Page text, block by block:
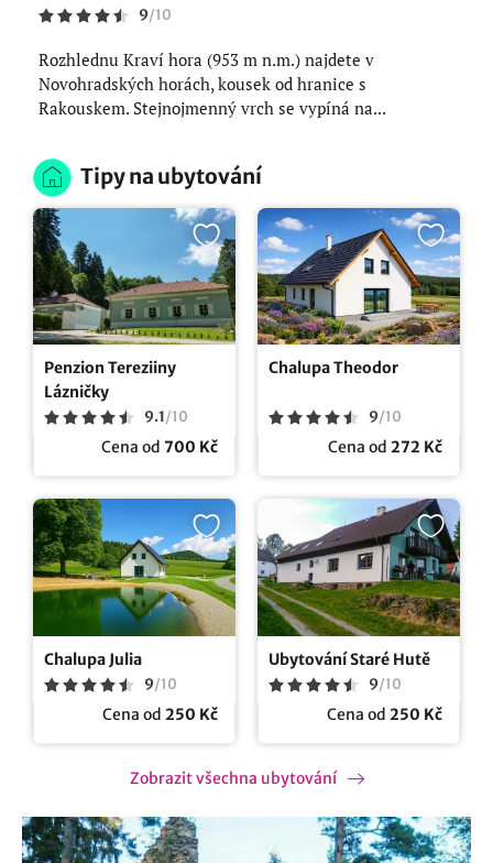
9/10
Rozhlednu Kraví hora (953 m n.m.) najdete v
Novohradských horách, kousek od hranice s
Rakouskem. Stejnojmenný vrch se vypíná na...
Tipy na ubytování
Penzion Tereziiny
Lázničky
9.1/10
Cena od 700 Kč
Chalupa Theodor
9/10
Cena od 272 Kč
Chalupa Julia
9/10
Cena od 250 Kč
Ubytování Staré Hutě
9/10
Cena od 250 Kč
Zobrazit všechna ubytování